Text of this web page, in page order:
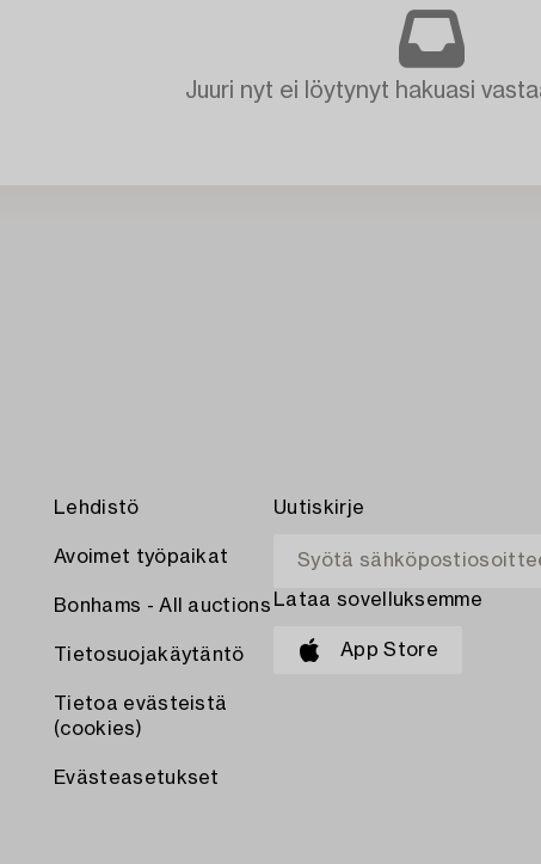
Juuri nyt ei löytynyt hakuasi
Lehdistö
Avoimet työpaikat
Bonhams - All auctions
Tietosuojakäytäntö
Tietoa evästeistä
(cookies)
Evästeasetukset
Uutiskirje
Lataa sovelluksemme
App Store